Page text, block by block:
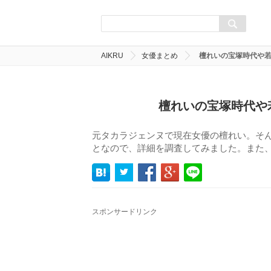
AIKRU 女優まとめ 檀れいの宝塚時代や
檀れいの宝塚時代
元タカラジェンヌで現在女優の檀れい。そ
となので、詳細を調査してみました。また
スポンサードリンク